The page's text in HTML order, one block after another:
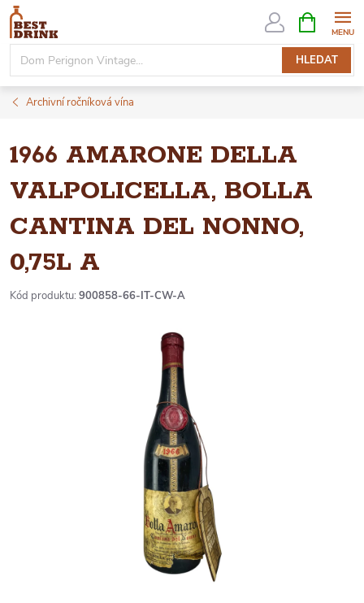
Přejít
obsah
HLEDAT
NÁKUPNÍ
KOŠÍK
Archivní ročníková vína
1966 AMARONE DELLA
VALPOLICELLA, BOLLA
CANTINA DEL NONNO,
0,75L A
Kód produktu: 900858-66-IT-CW-A